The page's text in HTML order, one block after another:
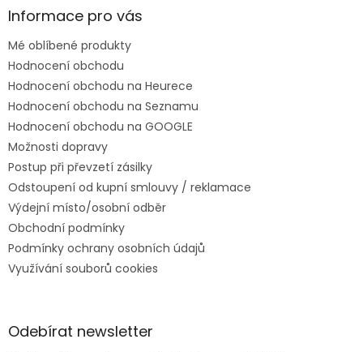
Informace pro vás
Mé oblíbené produkty
Hodnocení obchodu
Hodnocení obchodu na Heurece
Hodnocení obchodu na Seznamu
Hodnocení obchodu na GOOGLE
Možnosti dopravy
Postup při převzetí zásilky
Odstoupení od kupní smlouvy / reklamace
Výdejní místo/osobní odběr
Obchodní podmínky
Podmínky ochrany osobních údajů
Využívání souborů cookies
Odebírat newsletter